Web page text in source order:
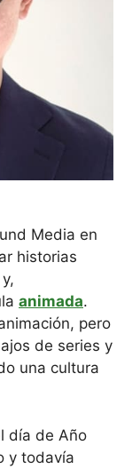
Media en
historias
animada.
pero
de series y
una cultura
día de Año
y todavía